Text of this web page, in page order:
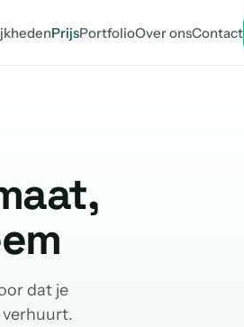
PrijsPortfolioOver onsContact
dat je
verhuurt.